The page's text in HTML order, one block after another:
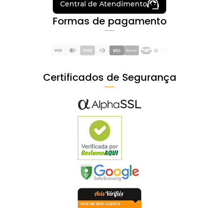
Central de Atendimento
Formas de pagamento
Certificados de Segurança